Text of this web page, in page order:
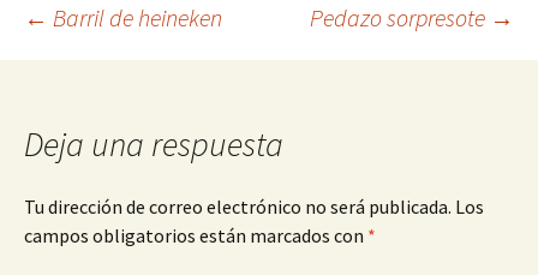
Navegación
entradas
← Barril de heineken Pedazo sorpresote →
Deja una respuesta
Tu dirección de correo electrónico no será publicada. Los
campos obligatorios están marcados con *